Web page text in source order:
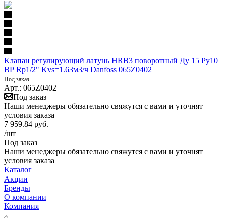
Клапан регулирующий латунь HRB3 поворотный Ду 15 Ру10
ВР Rp1/2" Kvs=1.63м3/ч Danfoss 065Z0402
Под заказ
Арт.: 065Z0402
Под заказ
Наши менеджеры обязательно свяжутся с вами и уточнят
условия заказа
7 959.84 руб.
/шт
Под заказ
Наши менеджеры обязательно свяжутся с вами и уточнят
условия заказа
Каталог
Акции
Бренды
О компании
Компания